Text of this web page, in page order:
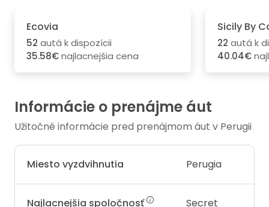
Ecovia
52 autá k dispozícii
35.58€najlacnejšia cena
Sicily By
22 autá k
40.04€
Informácie o prenájme áut
Užitočné informácie pred prenájmom áut v Perugii
Miesto vyzdvihnutia Perugia
Najlacnejšia spoločnosť
Secret